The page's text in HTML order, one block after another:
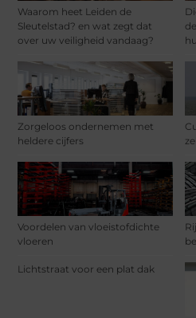
Waarom heet Leiden de
Sleutelstad? en wat zegt dat
over uw veiligheid vandaag?
Zorgeloos ondernemen met
heldere cijfers
Voordelen van vloeistofdichte
vloeren
Lichtstraat voor een plat dak